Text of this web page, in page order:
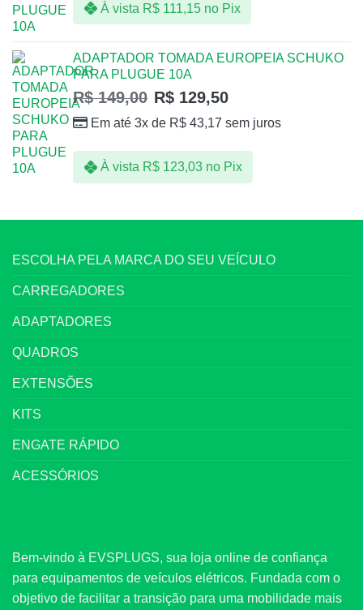
À vista R$111,15 no Pix
ADAPTADOR TOMADA EUROPEIA SCHUKO
PARA PLUGUE 10A
R$149,00 R$ 129,50
Em até 3x de R$ 43,17 sem juros
À vista R$123,03 no Pix
ESCOLHA PELA MARCA DO SEU VEÍCULO
CARREGADORES
ADAPTADORES
QUADROS
EXTENSÕES
KITS
ENGATE RÁPIDO
ACESSÓRIOS
Bem-vindo à EVSPLUGS, sua loja online de confiança
para equipamentos de veículos elétricos. Fundada com o
objetivo de facilitar a transição para uma mobilidade mais